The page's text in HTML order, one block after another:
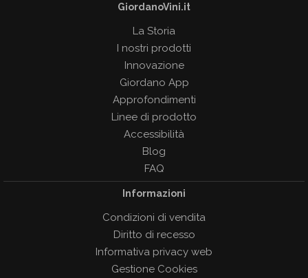
GiordanoVini.it
La Storia
I nostri prodotti
Innovazione
Giordano App
Approfondimenti
Linee di prodotto
Accessibilità
Blog
FAQ
Informazioni
Condizioni di vendita
Diritto di recesso
Informativa privacy web
Gestione Cookies